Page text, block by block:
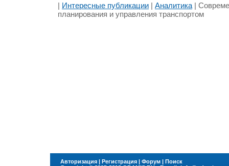
| Интересные публикации | Аналитика |
планирования и управления транспортом
Авторизация | Регистрация | Форум | Поиск